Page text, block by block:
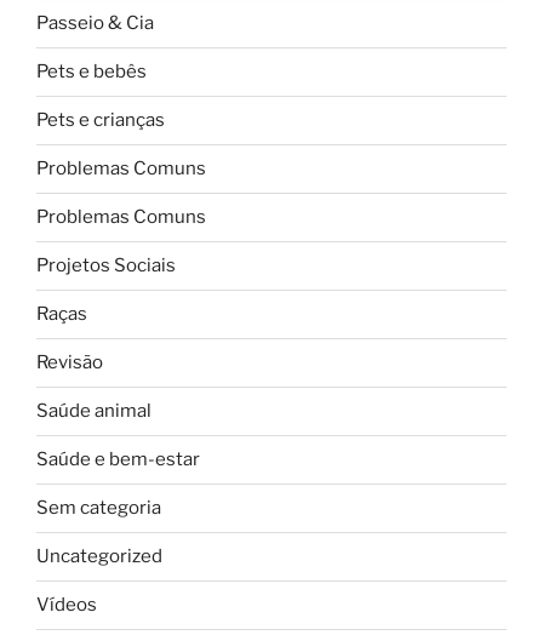
Passeio & Cia
Pets e bebês
Pets e crianças
Problemas Comuns
Problemas Comuns
Projetos Sociais
Raças
Revisão
Saúde animal
Saúde e bem-estar
Sem categoria
Uncategorized
Vídeos